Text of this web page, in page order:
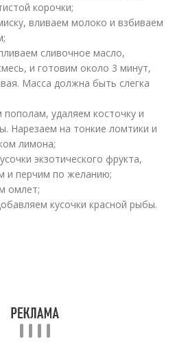
корочки;
вливаем молоко и взбиваем
сливочное масло,
и готовим около 3 минут,
Масса должна быть слегка
пополам, удаляем косточку и
Нарезаем на тонкие ломтики и
лимона;
экзотического фрукта,
и перчим по желанию;
омлет;
кусочки красной рыбы.